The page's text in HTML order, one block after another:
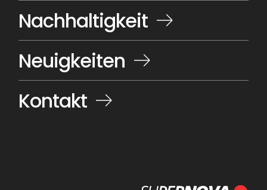
Nachhaltigkeit
Neuigkeiten
Kontakt